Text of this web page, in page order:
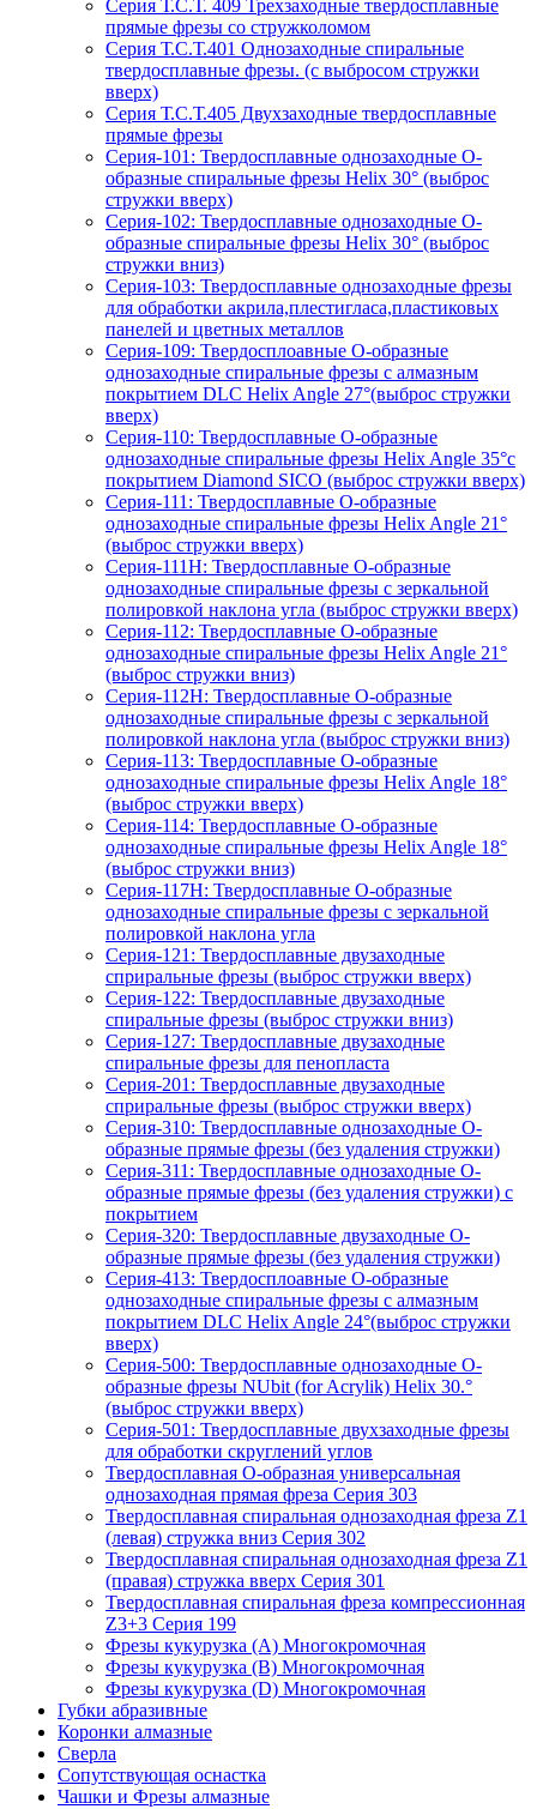
Серия Т.С.Т. 409 Трехзаходные твердосплавные
прямые фрезы со стружколомом
Серия Т.С.Т.401 Однозаходные спиральные
твердосплавные фрезы. (с выбросом стружки
вверх)
Серия Т.С.Т.405 Двухзаходные твердосплавные
прямые фрезы
Серия-101: Твердосплавные однозаходные О-
образные спиральные фрезы Helix 30° (выброс
стружки вверх)
Серия-102: Твердосплавные однозаходные О-
образные спиральные фрезы Helix 30° (выброс
стружки вниз)
Серия-103: Твердосплавные однозаходные фрезы
для обработки акрила,плестигласа,пластиковых
панелей и цветных металлов
Серия-109: Твердосплоавные О-образные
однозаходные спиральные фрезы с алмазным
покрытием DLC Helix Angle 27°(выброс стружки
вверх)
Серия-110: Твердосплавные О-образные
однозаходные спиральные фрезы Helix Angle 35°с
покрытием Diamond SICO (выброс стружки вверх)
Серия-111: Твердосплавные О-образные
однозаходные спиральные фрезы Helix Angle 21°
(выброс стружки вверх)
Серия-111H: Твердосплавные О-образные
однозаходные спиральные фрезы с зеркальной
полировкой наклона угла (выброс стружки вверх)
Серия-112: Твердосплавные О-образные
однозаходные спиральные фрезы Helix Angle 21°
(выброс стружки вниз)
Серия-112H: Твердосплавные О-образные
однозаходные спиральные фрезы с зеркальной
полировкой наклона угла (выброс стружки вниз)
Серия-113: Твердосплавные О-образные
однозаходные спиральные фрезы Helix Angle 18°
(выброс стружки вверх)
Серия-114: Твердосплавные О-образные
однозаходные спиральные фрезы Helix Angle 18°
(выброс стружки вниз)
Серия-117H: Твердосплавные О-образные
однозаходные спиральные фрезы c зеркальной
полировкой наклона угла
Серия-121: Твердосплавные двузаходные
сприральные фрезы (выброс стружки вверх)
Серия-122: Твердосплавные двузаходные
спиральные фрезы (выброс стружки вниз)
Серия-127: Твердосплавные двузаходные
спиральные фрезы для пенопласта
Серия-201: Твердосплавные двузаходные
сприральные фрезы (выброс стружки вверх)
Серия-310: Твердосплавные однозаходные О-
образные прямые фрезы (без удаления стружки)
Серия-311: Твердосплавные однозаходные О-
образные прямые фрезы (без удаления стружки) с
покрытием
Серия-320: Твердосплавные двузаходные О-
образные прямые фрезы (без удаления стружки)
Серия-413: Твердосплоавные О-образные
однозаходные спиральные фрезы с алмазным
покрытием DLC Helix Angle 24°(выброс стружки
вверх)
Серия-500: Твердосплавные однозаходные О-
образные фрезы NUbit (for Acrylik) Helix 30.°
(выброс стружки вверх)
Серия-501: Твердосплавные двухзаходные фрезы
для обработки скруглений углов
Твердосплавная О-образная универсальная
однозаходная прямая фреза Серия 303
Твердосплавная спиральная однозаходная фреза Z1
(левая) стружка вниз Серия 302
Твердосплавная спиральная однозаходная фреза Z1
(правая) стружка вверх Серия 301
Твердосплавная спиральная фреза компрессионная
Z3+3 Серия 199
Фрезы кукурузка (A) Многокромочная
Фрезы кукурузка (B) Многокромочная
Фрезы кукурузка (D) Многокромочная
Губки абразивные
Коронки алмазные
Сверла
Сопутствующая оснастка
Чашки и Фрезы алмазные